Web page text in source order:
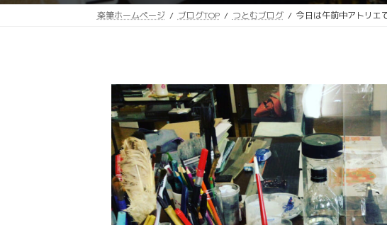
楽筆ホームページ ブログTOP つとむブログ 今日は午前中アトリエ